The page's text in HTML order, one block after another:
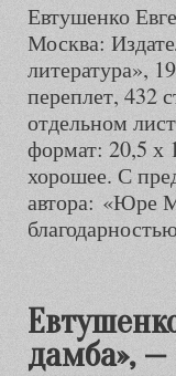
Евтушенко
Москва:
литература»,
переплет, 432
отдельном
формат: 20,5 х
хорошее. С
автора: «Юре
дамба», —